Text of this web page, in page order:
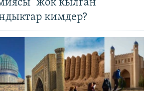
"жок кылган"
кимдер?